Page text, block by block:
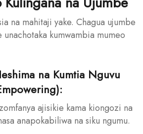
na mahitaji yake. Chagua ujumbe
unachotaka kumwambia mumeo
na Kumtia Nguvu
ajisikie kama kiongozi na
anapokabiliwa na siku ngumu.